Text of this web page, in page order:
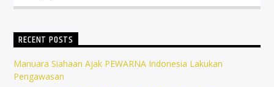
RECENT POSTS
Manuara Siahaan Ajak PEWARNA Indonesia Lakukan
Pengawasan